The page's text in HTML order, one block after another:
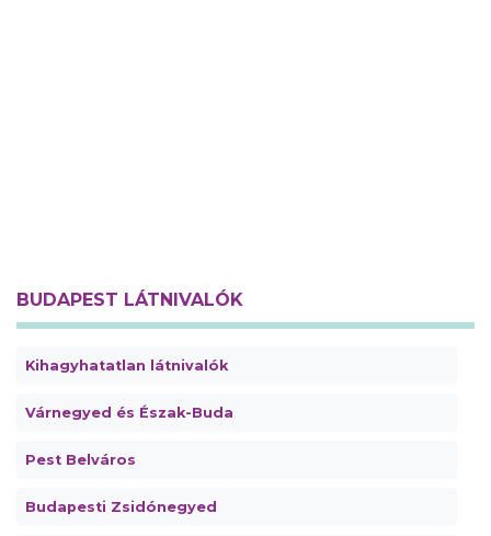
BUDAPEST LÁTNIVALÓK
Kihagyhatatlan látnivalók
Várnegyed és Észak-Buda
Pest Belváros
Budapesti Zsidónegyed